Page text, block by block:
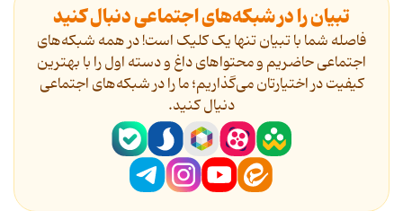
تبیان را در شبکه‌های اجتماعی دنبال کنید
فاصله شما با تبیان تنها یک کلیک است! در همه شبکه‌های
اجتماعی حاضریم و محتواهای داغ و دسته اول را با بهترین
کیفیت در اختیارتان می‌گذاریم؛ ما را در شبکه‌های اجتماعی
دنیال کنید.